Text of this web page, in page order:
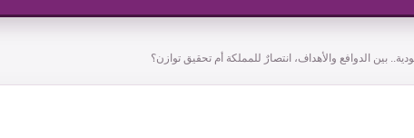
بين الدوافع والأهداف، انتصارٌ للمملكة أم تحقيق توازن؟